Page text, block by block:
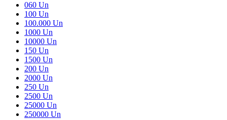
060 Un
100 Un
100.000 Un
1000 Un
10000 Un
150 Un
1500 Un
200 Un
2000 Un
250 Un
2500 Un
25000 Un
250000 Un